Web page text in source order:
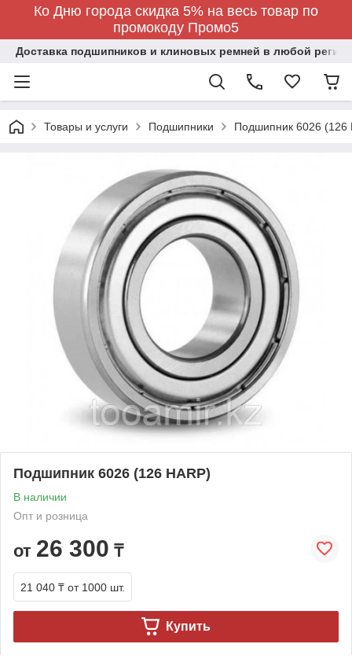
Ко Дню города скидка 5% на весь товар по
промокоду Промо5
Доставка подшипников и клиновых ремней в любой регион
Товары и услуги Подшипники Подшипник 6026 (126
Подшипник 6026 (126 HARP)
В наличии
Опт и розница
от 26 300 ₸
21 040 ₸ от 1000 шт.
Купить